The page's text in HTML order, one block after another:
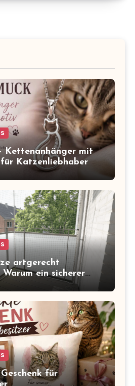
Kettenanhänger mit
Katzenliebhaber
artgerecht
ein sicherer
dazugehört
für